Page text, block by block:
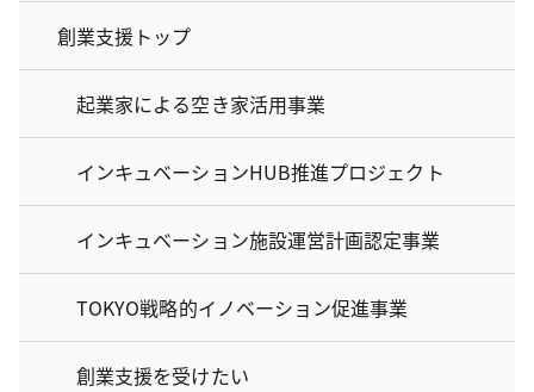
創業支援トップ
起業家による空き家活用事業
インキュベーションHUB推進プロジェクト
インキュベーション施設運営計画認定事業
TOKYO戦略的イノベーション促進事業
創業支援を受けたい